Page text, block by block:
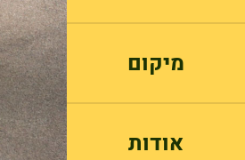
מיקום
אודות